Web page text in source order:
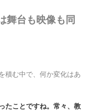
舞台も映像も同
積む中で、何か変化はあ
たことですね。常々、教